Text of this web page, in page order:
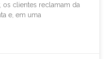
os clientes reclamam da
e, em uma